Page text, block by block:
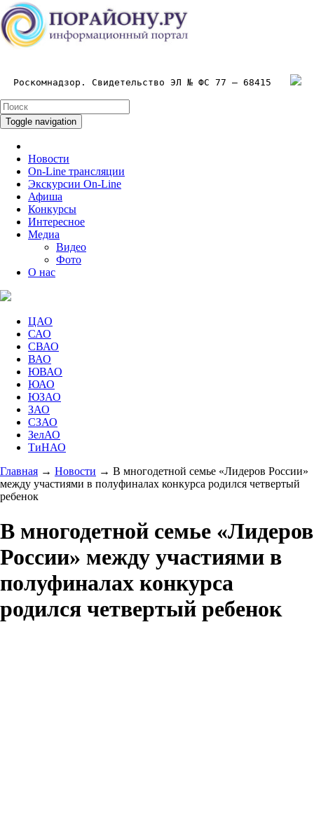
Роскомнадзор. Свидетельство ЭЛ № ФС 77 – 68415
Toggle navigation
Новости
On-Line трансляции
Экскурсии On-Line
Афиша
Конкурсы
Интересное
Медиа
Видео
Фото
О нас
ЦАО
САО
СВАО
ВАО
ЮВАО
ЮАО
ЮЗАО
ЗАО
СЗАО
ЗелАО
ТиНАО
Главная → Новости → В многодетной семье «Лидеров России»
между участиями в полуфиналах конкурса родился четвертый
ребенок
В многодетной семье «Лидеров
России» между участиями в
полуфиналах конкурса
родился четвертый ребенок